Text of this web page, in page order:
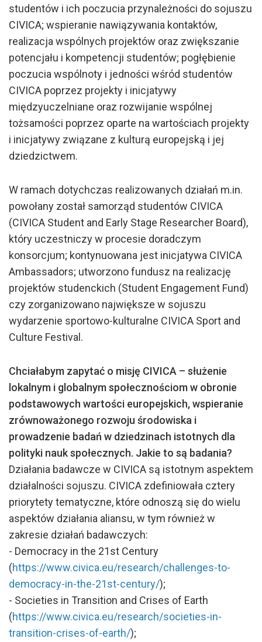
studentów i ich poczucia przynależności do sojuszu
CIVICA; wspieranie nawiązywania kontaktów,
realizacja wspólnych projektów oraz zwiększanie
potencjału i kompetencji studentów; pogłębienie
poczucia wspólnoty i jedności wśród studentów
CIVICA poprzez projekty i inicjatywy
międzyuczelniane oraz rozwijanie wspólnej
tożsamości poprzez oparte na wartościach projekty
i inicjatywy związane z kulturą europejską i jej
dziedzictwem.
W ramach dotychczas realizowanych działań m.in.
powołany został samorząd studentów CIVICA
(CIVICA Student and Early Stage Researcher Board),
który uczestniczy w procesie doradczym
konsorcjum; kontynuowana jest inicjatywa CIVICA
Ambassadors; utworzono fundusz na realizację
projektów studenckich (Student Engagement Fund)
czy zorganizowano największe w sojuszu
wydarzenie sportowo-kulturalne CIVICA Sport and
Culture Festival.
Chciałabym zapytać o misję CIVICA – służenie
lokalnym i globalnym społecznościom w obronie
podstawowych wartości europejskich, wspieranie
zrównoważonego rozwoju środowiska i
prowadzenie badań w dziedzinach istotnych dla
polityki nauk społecznych. Jakie to są badania?
Działania badawcze w CIVICA są istotnym aspektem
działalności sojuszu. CIVICA zdefiniowała cztery
priorytety tematyczne, które odnoszą się do wielu
aspektów działania aliansu, w tym również w
zakresie działań badawczych:
- Democracy in the 21st Century
(https://www.civica.eu/research/challenges-to-
democracy-in-the-21st-century/);
- Societies in Transition and Crises of Earth
(https://www.civica.eu/research/societies-in-
transition-crises-of-earth/);